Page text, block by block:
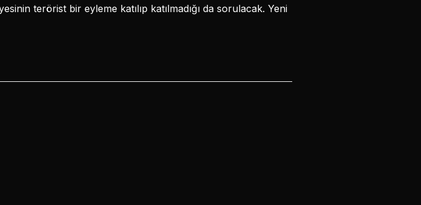
terörist bir eyleme katılıp katılmadığı da sorulacak. Yeni